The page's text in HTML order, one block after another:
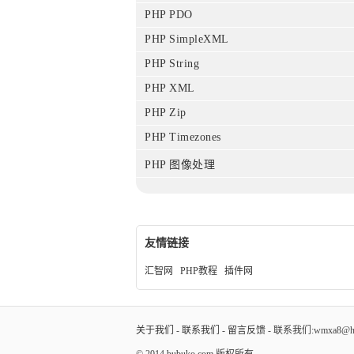
PHP PDO
PHP SimpleXML
PHP String
PHP XML
PHP Zip
PHP Timezones
PHP 图像处理
友情链接
汇智网 PHP教程 插件网
关于我们 - 联系我们 - 留言反馈 - 联系我们